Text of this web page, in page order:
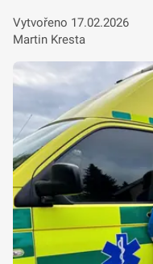
Vytvořeno 17.02.2026
Martin Kresta